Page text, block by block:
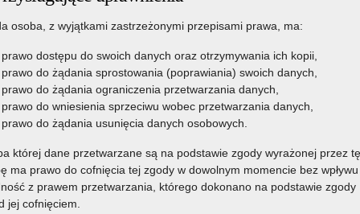
osoba, z wyjątkami zastrzeżonymi przepisami prawa, ma:
prawo dostępu do swoich danych oraz otrzymywania ich kopii,
prawo do żądania sprostowania (poprawiania) swoich danych,
prawo do żądania ograniczenia przetwarzania danych,
prawo do wniesienia sprzeciwu wobec przetwarzania danych,
prawo do żądania usunięcia danych osobowych.
której dane przetwarzane są na podstawie zgody wyrażonej przez tę
ma prawo do cofnięcia tej zgody w dowolnym momencie bez
z prawem przetwarzania, którego dokonano na podstawie zgody
jej cofnięciem.